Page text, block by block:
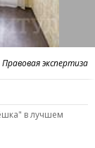
в лучшем